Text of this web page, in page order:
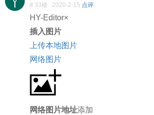
# 33楼 2020-2-15 点评
HY-Editor×
插入图片
上传本地图片
网络图片
网络图片地址添加